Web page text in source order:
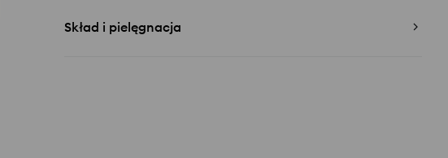
Skład i pielęgnacja